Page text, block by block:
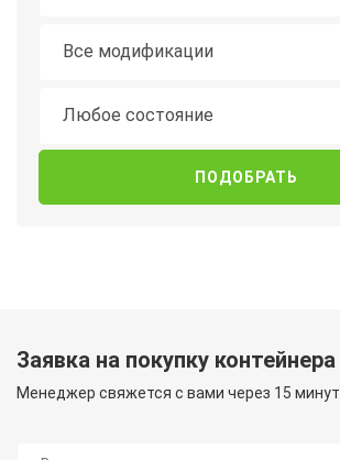
Все модификации
Любое состояние
Заявка на покупку контейнера
Менеджер свяжется с вами через 15 минут